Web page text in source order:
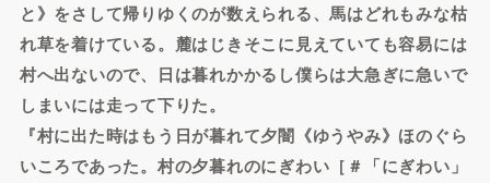
と》をさして帰りゆくのが数えられる、馬はどれもみな枯
れ草を着けている。麓はじきそこに見えていても容易には
村へ出ないので、日は暮れかかるし僕らは大急ぎに急いで
しまいには走って下りた。
『村に出た時はもう日が暮れて夕闇《ゆうやみ》ほのぐら
いころであった。村の夕暮れのにぎわい［＃「にぎわい」